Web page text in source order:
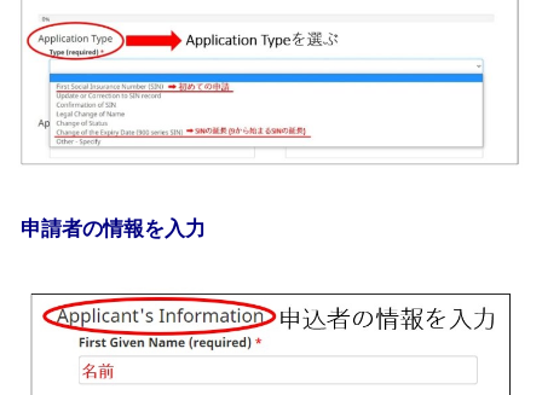
申請者の情報を入力